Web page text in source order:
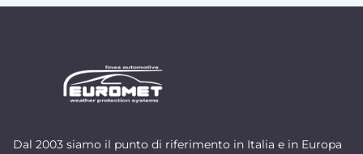
Dal 2003 siamo il punto di riferimento in Italia e in Europa